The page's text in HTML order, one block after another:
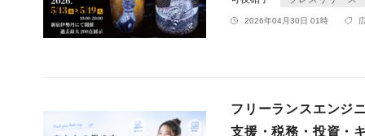
2026年04月30日 01時
フリーランスエンジ
支援・税務・投資・